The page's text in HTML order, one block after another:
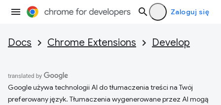
Zaloguj się
Docs Chrome Extensions Develop
Google używa technologii AI do tłumaczenia treści na Twój
preferowany język. Tłumaczenia wygenerowane przez AI mogą